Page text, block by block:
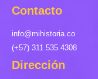
Contacto
info@mihistoria.co
(+57) 311 535 4308
Dirección